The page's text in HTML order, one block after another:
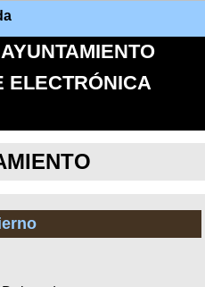
AYUNTAMIENTO
ELECTRÓNICA